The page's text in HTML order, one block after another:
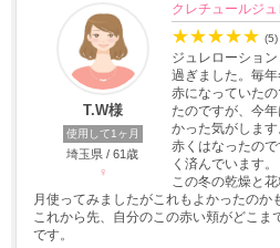
T.W様
使用して1ヶ月
埼玉県 / 61歳
♀
クレチュールジ
★★★★★ (5)
ジュレローショ
過ぎました。毎
赤になっていた
たのですが、今
かった気がします
赤くはなったの
く済んでいます。
この冬の乾燥と
月使ってみましたがこれもよかったのか
これから先、自分のこの赤い頬がどこま
です。